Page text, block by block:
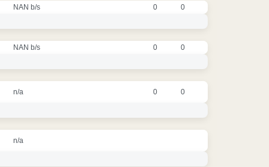
NAN b/s 0 0
NAN b/s 0 0
n/a 0 0
n/a